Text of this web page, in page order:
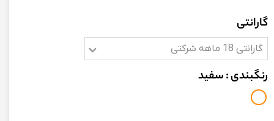
گارانتی
گارانتی 18 ماهه شرکتی
رنگبندی: سفید